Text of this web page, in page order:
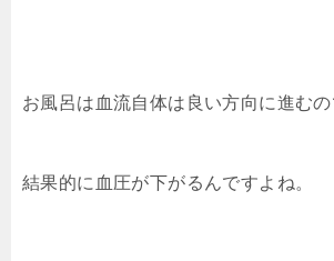
お風呂は血流自体は良い方向に進むの
結果的に血圧が下がるんですよね。